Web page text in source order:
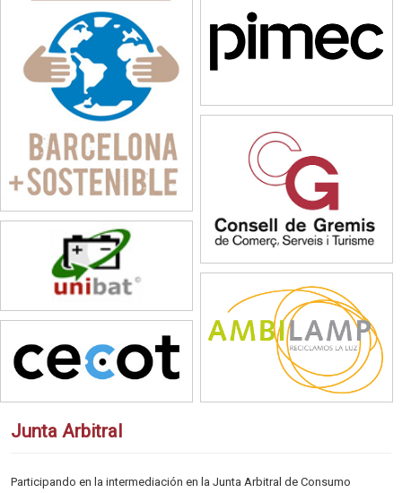
Junta Arbitral
Participando en la intermediación en la Junta Arbitral de Consumo